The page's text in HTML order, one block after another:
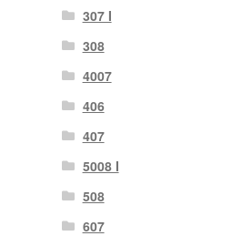
307 I
308
4007
406
407
5008 I
508
607